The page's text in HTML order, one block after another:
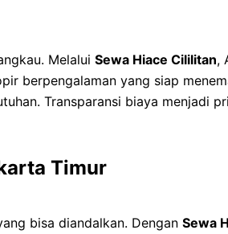
Melalui Sewa Hiace Cililitan,
berpengalaman yang siap
Transparansi biaya menjadi
Timur
bisa diandalkan. Dengan Sewa